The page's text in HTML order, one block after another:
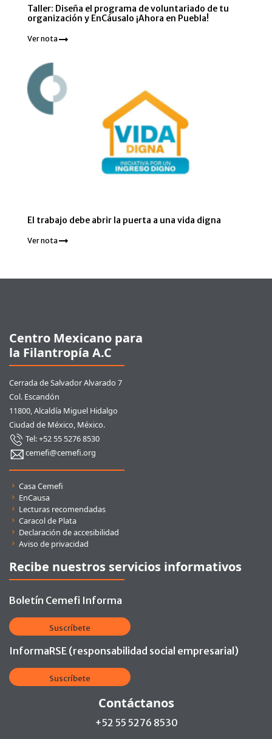
Taller: Diseña el programa de voluntariado de tu
organización y EnCáusalo ¡Ahora en Puebla!
Ver nota
El trabajo debe abrir la puerta a una vida digna
Ver nota
Centro Mexicano para
la Filantropía A.C
Cerrada de Salvador Alvarado 7
Col. Escandón
11800, Alcaldía Miguel Hidalgo
Ciudad de México, México.
Tel: +52 55 5276 8530
cemefi@cemefi.org
Casa Cemefi
EnCausa
Lecturas recomendadas
Caracol de Plata
Declaración de accesibilidad
Aviso de privacidad
Recibe nuestros servicios informativos
Boletín Cemefi Informa
Suscríbete
InformaRSE (responsabilidad social empresarial)
Suscríbete
Contáctanos
+52 55 5276 8530